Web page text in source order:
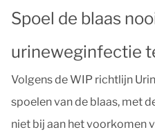
Spoel de blaas
urineweginfectie
Volgens de WIP richtlijn
spoelen van de blaas, met
niet bij aan het voorkomen